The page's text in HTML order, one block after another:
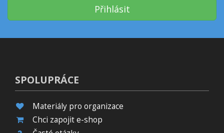
Přihlásit
SPOLUPRÁCE
Materiály pro organizace
Chci zapojit e-shop